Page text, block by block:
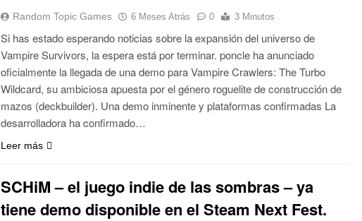
Random Topic Games 6 Meses Atrás 0 3 Minutos
Si has estado esperando noticias sobre la expansión del universo de
Vampire Survivors, la espera está por terminar. poncle ha anunciado
oficialmente la llegada de una demo para Vampire Crawlers: The Turbo
Wildcard, su ambiciosa apuesta por el género roguelite de construcción de
mazos (deckbuilder). Una demo inminente y plataformas confirmadas La
desarrolladora ha confirmado…
Leer más
SCHiM – el juego indie de las sombras – ya
tiene demo disponible en el Steam Next Fest.